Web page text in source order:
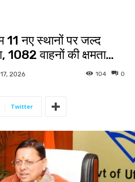
11 नए स्थानों पर जल्द
1082 वाहनों की क्षमता…
2026 0
104
Twitter